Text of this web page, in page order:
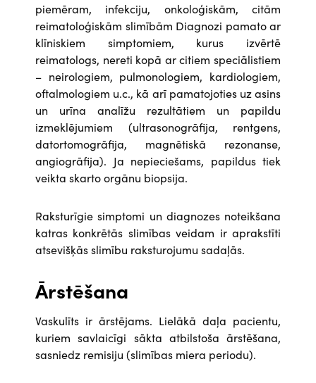
piemēram, infekciju, onkoloģiskām, citām
reimatoloģiskām slimībām Diagnozi pamato ar
klīniskiem simptomiem, kurus izvērtē
reimatologs, nereti kopā ar citiem speciālistiem
– neirologiem, pulmonologiem, kardiologiem,
oftalmologiem u.c., kā arī pamatojoties uz asins
un urīna analīžu rezultātiem un papildu
izmeklējumiem (ultrasonogrāfija, rentgens,
datortomogrāfija, magnētiskā rezonanse,
angiogrāfija). Ja nepieciešams, papildus tiek
veikta skarto orgānu biopsija.
Raksturīgie simptomi un diagnozes noteikšana
katras konkrētās slimības veidam ir aprakstīti
atsevišķās slimību raksturojumu sadaļās.
Ārstēšana
Vaskulīts ir ārstējams. Lielākā daļa pacientu,
kuriem savlaicīgi sākta atbilstoša ārstēšana,
sasniedz remisiju (slimības miera periodu).